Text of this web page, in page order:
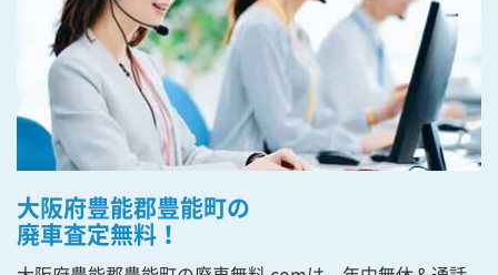
大阪府豊能郡豊能町の
廃車査定無料！